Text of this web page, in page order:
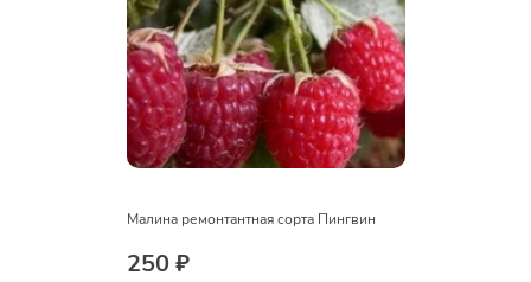
Малина ремонтантная сорта Пингвин
250 ₽